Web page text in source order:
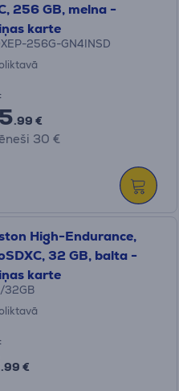
256 GB, melna -
karte
256G-GN4INSD
.99 €
30 €
High-Endurance,
32 GB, balta -
karte
32GB
.99 €